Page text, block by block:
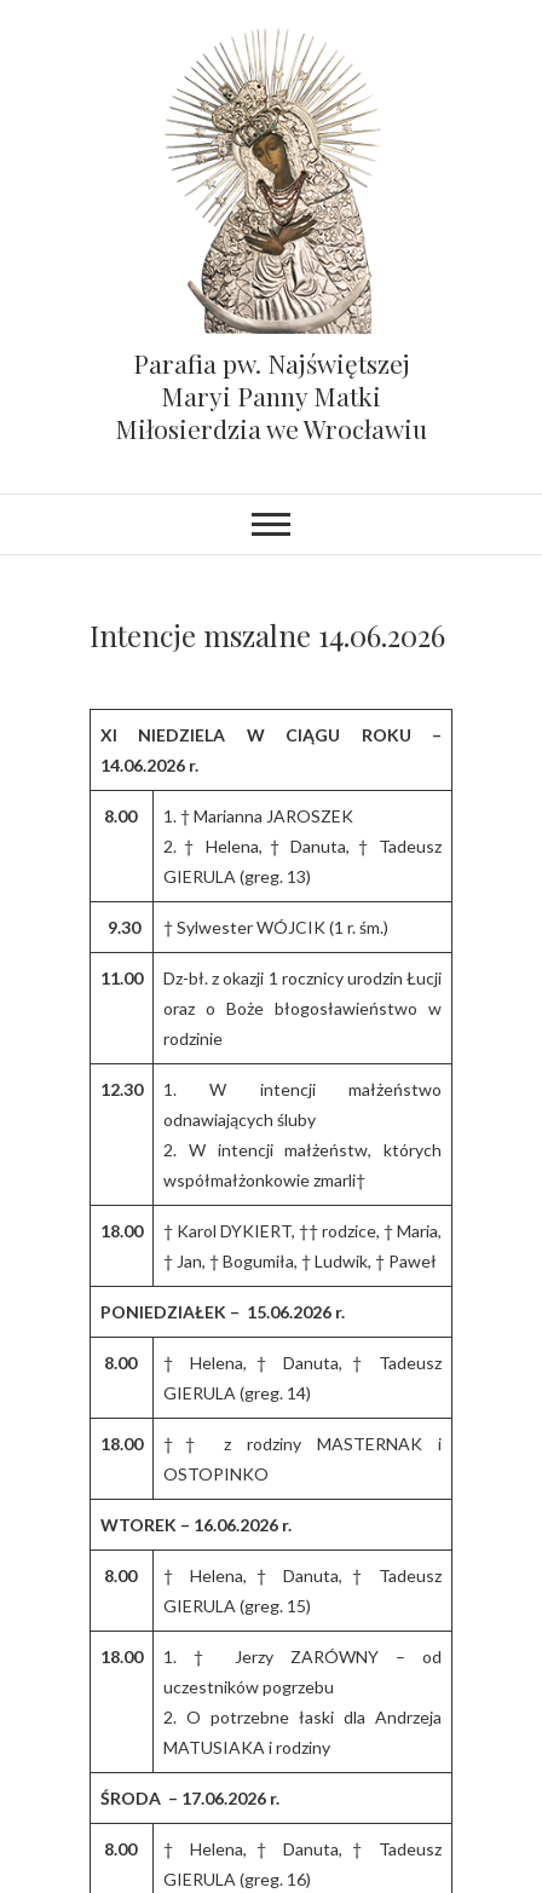
Parafia pw. Najświętszej
Maryi Panny Matki
Miłosierdzia we Wrocławiu
Intencje mszalne 14.06.2026
XI NIEDZIELA W CIĄGU ROKU –
14.06.2026 r.
8.00
1. † Marianna JAROSZEK
2. † Helena, † Danuta, † Tadeusz
GIERULA (greg. 13)
9.30 † Sylwester WÓJCIK (1 r. śm.)
11.00
Dz-bł. z okazji 1 rocznicy urodzin Łucji
oraz o Boże błogosławieństwo w
rodzinie
12.30
1. W intencji małżeństwo
odnawiających śluby
2. W intencji małżeństw, których
współmałżonkowie zmarli†
18.00
† Karol DYKIERT, †† rodzice, † Maria,
† Jan, † Bogumiła, † Ludwik, † Paweł
PONIEDZIAŁEK – 15.06.2026 r.
8.00
† Helena, † Danuta, † Tadeusz
GIERULA (greg. 14)
18.00
†† z rodziny MASTERNAK i
OSTOPINKO
WTOREK – 16.06.2026 r.
8.00
† Helena, † Danuta, † Tadeusz
GIERULA (greg. 15)
18.00
1. † Jerzy ZARÓWNY – od
uczestników pogrzebu
2. O potrzebne łaski dla Andrzeja
MATUSIAKA i rodziny
ŚRODA – 17.06.2026 r.
8.00
† Helena, † Danuta, † Tadeusz
GIERULA (greg. 16)